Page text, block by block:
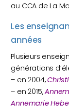
au CCA de La
Les
années
Plusieurs
générations
– en 2004,
– en 2015,
Annemarie